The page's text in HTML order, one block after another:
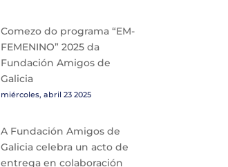
Comezo do programa “EM-
FEMENINO” 2025 da
Fundación Amigos de
Galicia
miércoles, abril 23 2025
A Fundación Amigos de
Galicia celebra un acto de
entrega en colaboración